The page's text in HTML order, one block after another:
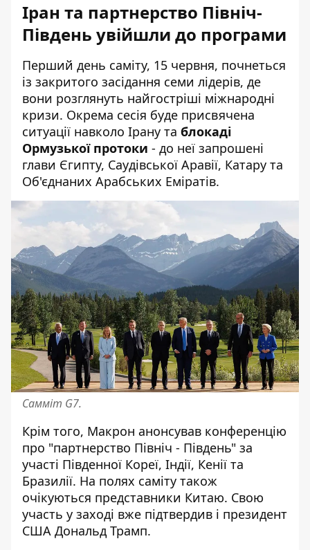
Іран та партнерство Північ-
Південь увійшли до програми
Перший день саміту, 15 червня, почнеться
із закритого засідання семи лідерів, де
вони розглянуть найгостріші міжнародні
кризи. Окрема сесія буде присвячена
ситуації навколо Ірану та блокаді
Ормузької протоки - до неї запрошені
глави Єгипту, Саудівської Аравії, Катару та
Об'єднаних Арабських Еміратів.
Самміт G7.
Крім того, Макрон анонсував конференцію
про "партнерство Північ - Південь" за
участі Південної Кореї, Індії, Кенії та
Бразилії. На полях саміту також
очікуються представники Китаю. Свою
участь у заході вже підтвердив і президент
США Дональд Трамп.